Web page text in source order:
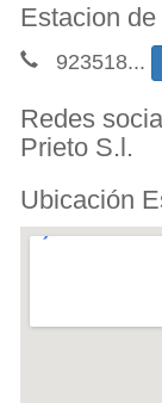
Estacion
923518...
Redes
Prieto S.l.
Ubicación